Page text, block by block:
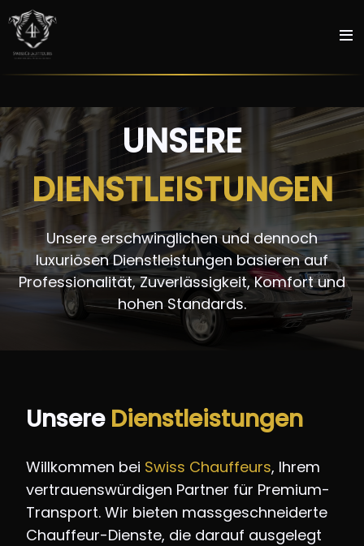
UNSERE
DIENSTLEISTUNGEN
Unsere erschwinglichen und dennoch
luxuriösen Dienstleistungen basieren auf
Professionalität, Zuverlässigkeit, Komfort und
hohen Standards.
Unsere Dienstleistungen
Willkommen bei Swiss Chauffeurs, Ihrem
vertrauenswürdigen Partner für Premium-
Transport. Wir bieten massgeschneiderte
Chauffeur-Dienste, die darauf ausgelegt